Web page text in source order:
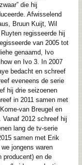
die hij
Afwisselend
Bruun Kuijt, Wil
regisseerde hij
van 2005 tot
genaamd, Ivo
en Ivo 3. In 2007
bedacht en schreef
eveneens de serie
hij drie seizoenen
in 2011 samen met
van Breugel en
Vanaf 2012 schreef hij
lang de tv-serie
samen met Erik
jongens waren
producent) en de